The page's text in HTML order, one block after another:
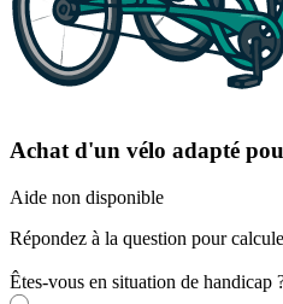
Achat d'un vélo adapté
Aide non disponible
Répondez à la question pour
Êtes-vous en situation de handicap